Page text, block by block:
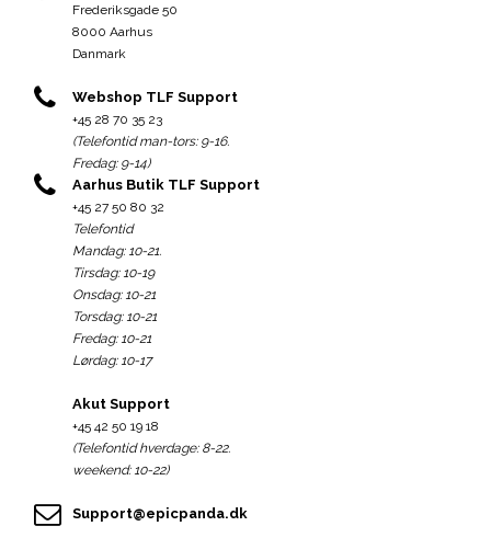
Frederiksgade 50
8000 Aarhus
Danmark
Webshop TLF Support
+45 28 70 35 23
(Telefontid man-tors: 9-16.
Fredag: 9-14)
Aarhus Butik TLF Support
+45 27 50 80 32
Telefontid
Mandag: 10-21.
Tirsdag: 10-19
Onsdag: 10-21
Torsdag: 10-21
Fredag: 10-21
Lørdag: 10-17
Akut Support
+45 42 50 19 18
(Telefontid hverdage: 8-22.
weekend: 10-22)
Support@epicpanda.dk